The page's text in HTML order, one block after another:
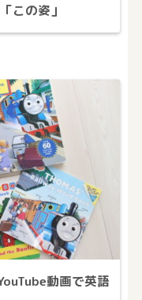
この姿」
動画で英語